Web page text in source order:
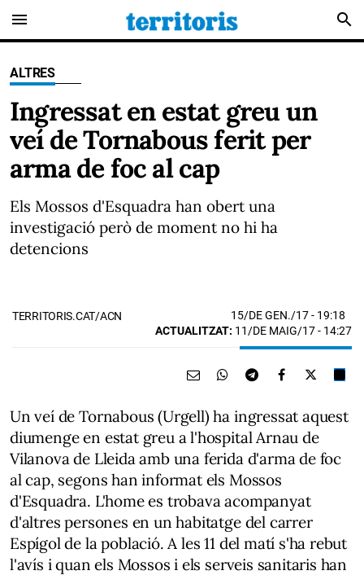
menu search
ALTRES
Ingressat en estat greu un
veí de Tornabous ferit per
arma de foc al cap
Els Mossos d'Esquadra han obert una
investigació però de moment no hi ha
detencions
TERRITORIS.CAT/ACN 15/DE GEN./17- 19:18
ACTUALITZAT: 11/DE MAIG/17 - 14:27
Un veí de Tornabous (Urgell) ha ingressat aquest
diumenge en estat greu a l'hospital Arnau de
Vilanova de Lleida amb una ferida d'arma de foc
al cap, segons han informat els Mossos
d'Esquadra. L'home es trobava acompanyat
d'altres persones en un habitatge del carrer
Espígol de la població. A les 11 del matí s'ha rebut
l'avís i quan els Mossos i els serveis sanitaris han